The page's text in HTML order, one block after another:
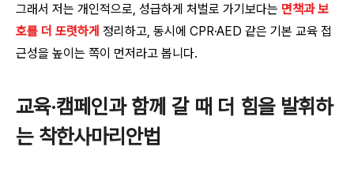
그래서 저는 개인적으로, 성급하게 처벌로 가기보다는 면책과 보
호를 더 또렷하게 정리하고, 동시에 CPR·AED 같은 기본 교육 접
근성을 높이는 쪽이 먼저라고 봅니다.
교육·캠페인과 함께 갈 때 더 힘을 발휘하
는 착한사마리안법